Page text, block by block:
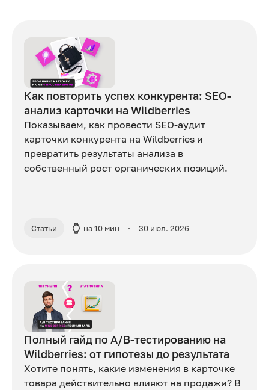
Как повторить успех конкурента: SEO-
анализ карточки на Wildberries
Показываем, как провести SEO-аудит
карточки конкурента на Wildberries и
превратить результаты анализа в
собственный рост органических позиций.
Статьи на 10 мин 30 июл. 2026
Полный гайд по A/B-тестированию на
Wildberries: от гипотезы до результата
Хотите понять, какие изменения в карточке
товара действительно влияют на продажи? В